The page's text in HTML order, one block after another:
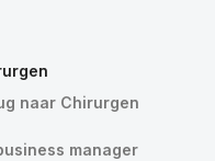
naar Chirurgen
manager